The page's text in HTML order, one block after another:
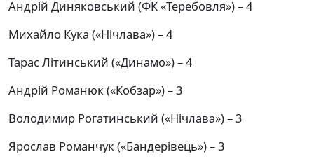
Андрій Диняковський (ФК «Теребовля») – 4
Михайло Кука («Нічлава») – 4
Тарас Літинський («Динамо») – 4
Андрій Романюк («Кобзар») – 3
Володимир Рогатинський («Нічлава») – 3
Ярослав Романчук («Бандерівець») – 3